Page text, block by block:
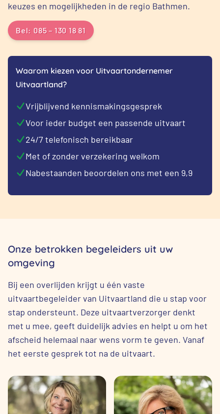
keuzes en mogelijkheden in de regio Bathmen.
Bel: 085 – 130 18 81
Waarom kiezen voor Uitvaartondernemer
Uitvaartland?
Vrijblijvend kennismakingsgesprek
Voor ieder budget een passende uitvaart
24/7 telefonisch bereikbaar
Met of zonder verzekering welkom
Nabestaanden beoordelen ons met een 9,9
Onze betrokken begeleiders uit uw
omgeving
Bij een overlijden krijgt u één vaste
uitvaartbegeleider van Uitvaartland die u stap voor
stap ondersteunt. Deze uitvaartverzorger denkt
met u mee, geeft duidelijk advies en helpt u om het
afscheid helemaal naar wens vorm te geven. Vanaf
het eerste gesprek tot na de uitvaart.